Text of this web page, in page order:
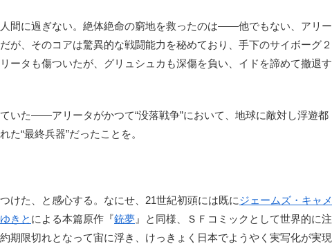
間に過ぎない。絶体絶命の窮地を救ったのは――他でもない、アリー
が、そのコアは驚異的な戦闘能力を秘めており、手下のサイボーグ２
ータも傷ついたが、グリュシュカも深傷を負い、イドを諦めて撤退す
いた――アリータがかつて“没落戦争”において、地球に敵対し浮遊都
た“最終兵器”だったことを。
けた、と感心する。なにせ、21世紀初頭には既にジェームズ・キャメ
きと による本篇原作『銃夢 』と同様、ＳＦコミックとして世界的に注
期限切れとなって宙に浮き、けっきょく日本でようやく実写化が実現